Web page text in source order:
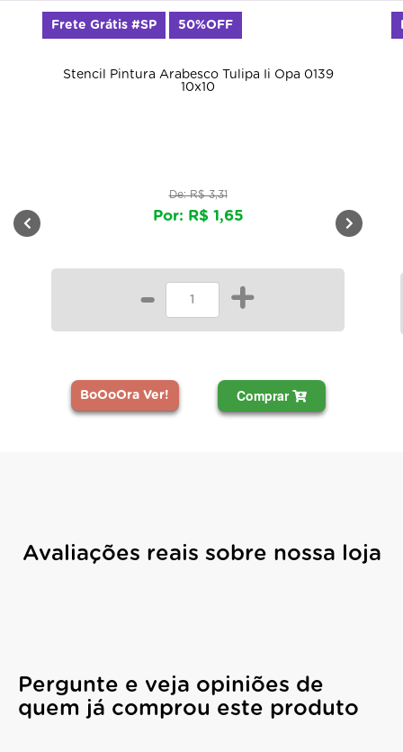
Stencil Pintura Arabesco Tulipa Ii Opa 0139
10x10
De: R$ 3,31
Por: R$ 1,65
- +
BoOoOra Ver! Comprar
Frete Grátis #SP 50%OFF
Avaliações reais sobre nossa loja
Pergunte e veja opiniões de
quem já comprou este produto